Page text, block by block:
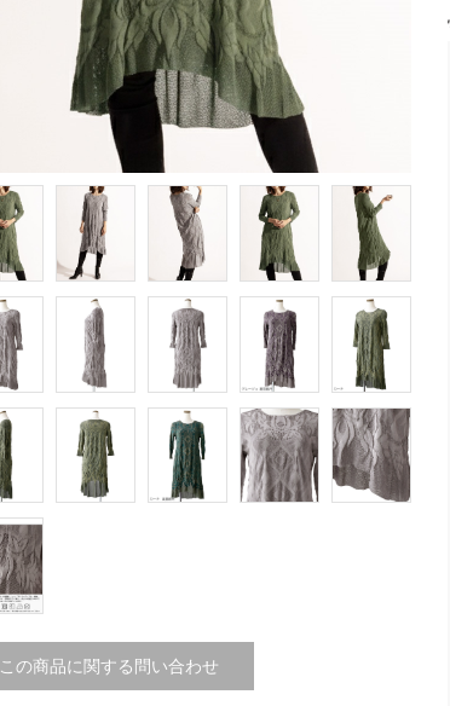
この商品に関する問い合わせ